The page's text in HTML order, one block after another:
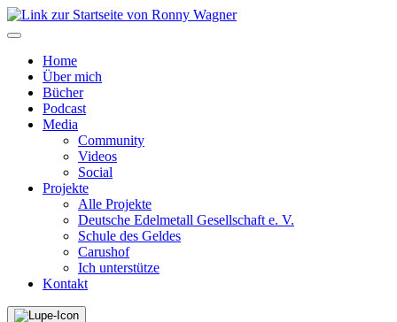
Home
Über mich
Bücher
Podcast
Media
Community
Videos
Social
Projekte
Alle Projekte
Deutsche Edelmetall Gesellschaft e. V.
Schule des Geldes
Carushof
Ich unterstütze
Kontakt